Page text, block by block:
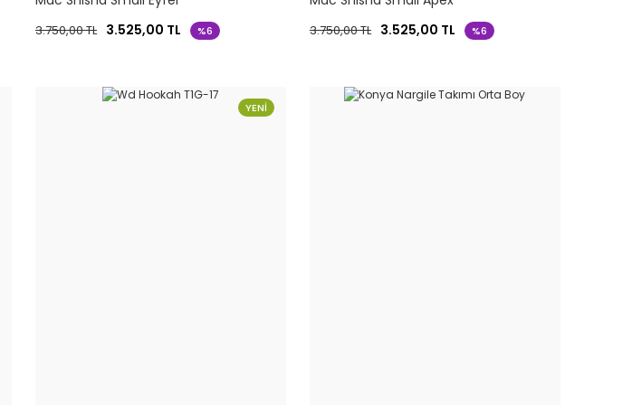
3.750,00 TL 3.525,00 TL %6 3.750,00 TL 3.525,00 TL %6
YENİ